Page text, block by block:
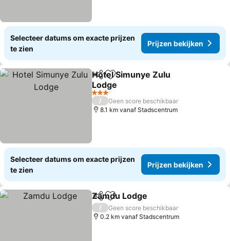
Selecteer datums om exacte prijzen
te zien
Prijzen bekijken
DelenToevoegen aan favorieten
Hotel Simunye Zulu
Lodge
3 Sterren
/
Geen score beschikbaar
8.1 km vanaf Stadscentrum
Selecteer datums om exacte prijzen
te zien
Prijzen bekijken
DelenToevoegen aan favorieten
Zamdu Lodge
/
Geen score beschikbaar
0.2 km vanaf Stadscentrum